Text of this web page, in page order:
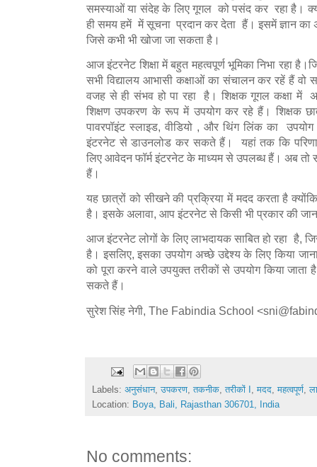
समस्याओं या संदेह के लिए गूगल को पसंद कर रहा है।
ही समय हमें में सूचना प्रदान कर देता हैं। इसमें ज्ञान का
जिसे कभी भी खोजा जा सकता है।
आज इंटरनेट शिक्षा में बहुत महत्वपूर्ण भूमिका निभा रहा
सभी विद्यालय आभासी कक्षाओं का संचालन कर रहें हैं वो
वजह से ही संभव हो पा रहा है। शिक्षक गूगल कक्षा में
शिक्षण उपकरण के रूप में उपयोग कर रहे हैं। शिक्षक
पावरपॉइंट स्लाइड, वीडियो , और थिंग लिंक का
इंटरनेट से डाउनलोड कर सकते हैं। यहां तक कि
लिए आवेदन फॉर्म इंटरनेट के माध्यम से उपलब्ध हैं। अब तो
हैं।
यह छात्रों को सीखने की प्रक्रिया में मदद करता है
है। इसके अलावा, आप इंटरनेट से किसी भी प्रकार की
आज इंटरनेट लोगों के लिए लाभदायक साबित हो रहा है,
है। इसलिए, इसका उपयोग अच्छे उद्देश्य के लिए किया
को पूरा करने वाले उपयुक्त तरीकों से उपयोग किया
सकते हैं।
सुरेश सिंह नेगी, The Fabindia School
Labels: अनुसंधान,उपकरण,तकनीक,तरीकों I ,मदद,महत्वपूर्ण,
Location: Boya, Bali, Rajasthan 306701, India
No comments: